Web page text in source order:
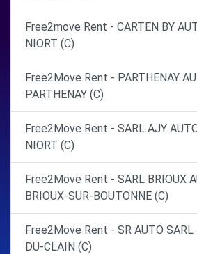
Free2move Rent - CARTEN BY
NIORT (C)
Free2Move Rent - PARTHENAY
PARTHENAY (C)
Free2Move Rent - SARL AJY
NIORT (C)
Free2Move Rent - SARL BRIOUX
BRIOUX-SUR-BOUTONNE (C)
Free2Move Rent - SR AUTO SARL
DU-CLAIN (C)